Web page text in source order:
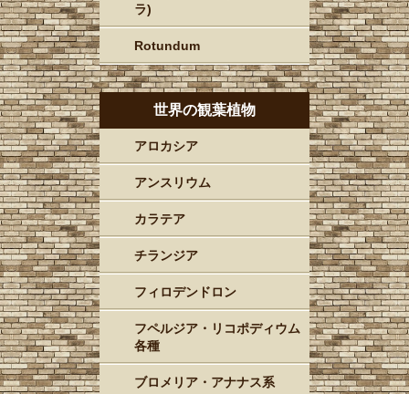
ラ)
Rotundum
世界の観葉植物
アロカシア
アンスリウム
カラテア
チランジア
フィロデンドロン
フペルジア・リコポディウム
各種
ブロメリア・アナナス系